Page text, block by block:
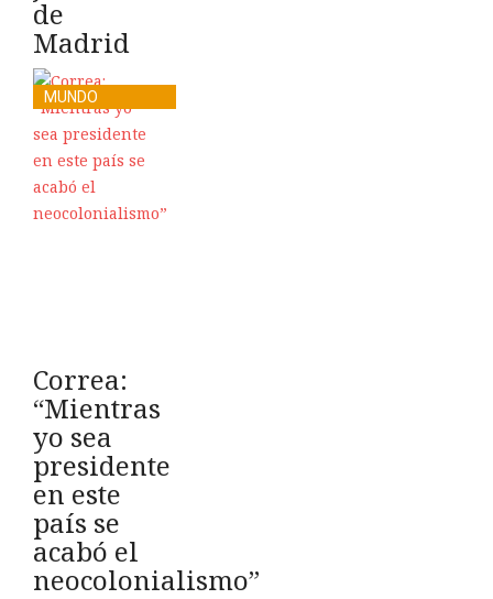
de
Madrid
Correa:
“Mientras
yo sea
presidente
en este
país se
acabó el
neocolonialismo”
MUNDO